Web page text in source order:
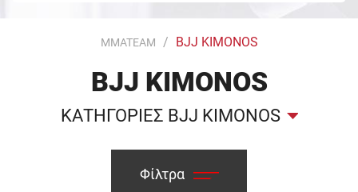
MMATEAM BJJ KIMONOS
BJJ KIMONOS
ΚΑΤΗΓΟΡΙΕΣ BJJ KIMONOS
Φίλτρα